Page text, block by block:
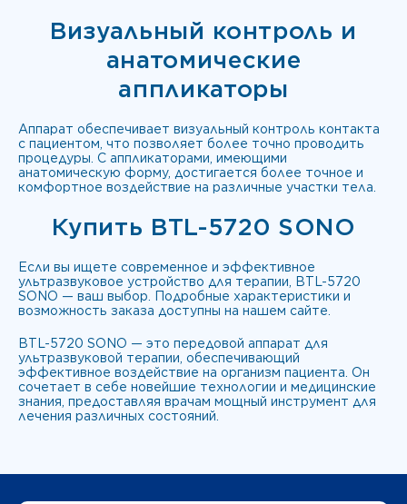
Визуальный контроль и
анатомические
аппликаторы
Аппарат обеспечивает визуальный контроль контакта
с пациентом, что позволяет более точно проводить
процедуры. С аппликаторами, имеющими
анатомическую форму, достигается более точное и
комфортное воздействие на различные участки тела.
Купить BTL-5720 SONO
Если вы ищете современное и эффективное
ультразвуковое устройство для терапии, BTL-5720
SONO — ваш выбор. Подробные характеристики и
возможность заказа доступны на нашем сайте.
BTL-5720 SONO — это передовой аппарат для
ультразвуковой терапии, обеспечивающий
эффективное воздействие на организм пациента. Он
сочетает в себе новейшие технологии и медицинские
знания, предоставляя врачам мощный инструмент для
лечения различных состояний.